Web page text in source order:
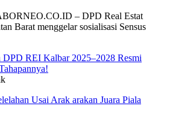
– DPD Real Estat
Barat menggelar sosialisasi Sensus
DPD REI Kalbar 2025–2028 Resmi